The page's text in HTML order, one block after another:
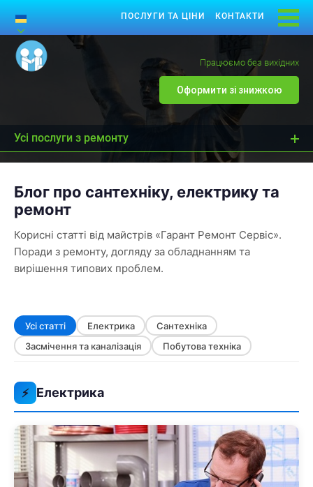
ПОСЛУГИ ТА ЦІНИ КОНТАКТИ
Працюємо без вихідних
Оформити зі знижкою
Усі послуги з ремонту
Блог про сантехніку, електрику та
ремонт
Корисні статті від майстрів «Гарант Ремонт Сервіс».
Поради з ремонту, догляду за обладнанням та
вирішення типових проблем.
Усі статті Електрика
Сантехніка
Засмічення та каналізація
Побутова техніка
⚡ Електрика